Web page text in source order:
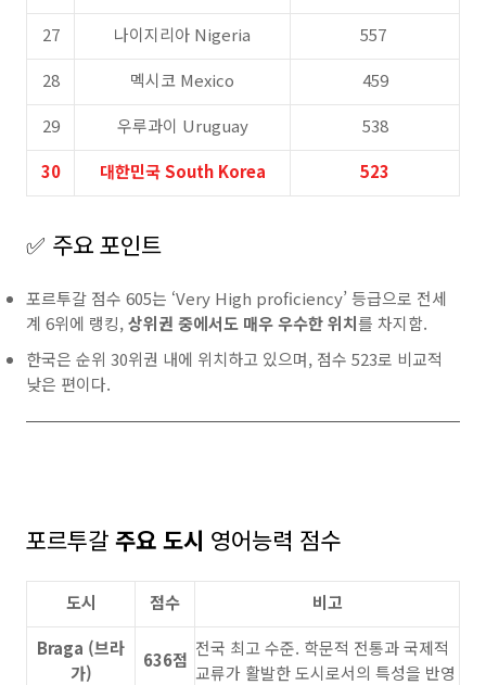
27 나이지리아 Nigeria
557
28
멕시코 Mexico
459
29
우루과이 Uruguay
538
30
대한민국 South Korea 523
✅ 주요 포인트
포르투갈 점수 605는 ‘Very High proficiency’ 등급으로 전세
계 6위에 랭킹, 상위권 중에서도 매우 우수한 위치를 차지함.
한국은 순위 30위권 내에 위치하고 있으며, 점수 523로 비교적
낮은 편이다.
포르투갈 주요 도시 영어능력 점수
도시 점수
비고
Braga (브라
가)
636점
전국 최고 수준. 학문적 전통과 국제적
교류가 활발한 도시로서의 특성을 반영